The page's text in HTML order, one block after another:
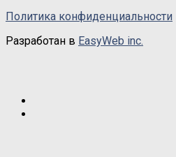
Политика конфиденциальности
Разработан в EasyWeb inc.